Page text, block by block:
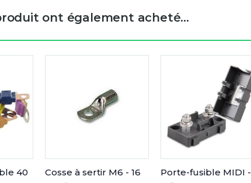
ont également acheté...
40
Cosse à sertir M6 - 16
Porte-fusible MIDI -